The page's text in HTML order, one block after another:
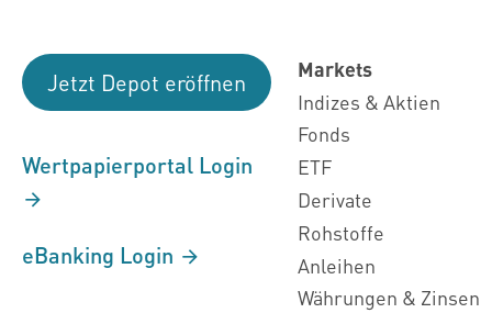
Jetzt Depot eröffnen
Wertpapierportal Login
eBanking Login
Markets
Indizes & Aktien
Fonds
ETF
Derivate
Rohstoffe
Anleihen
Währungen & Zinsen